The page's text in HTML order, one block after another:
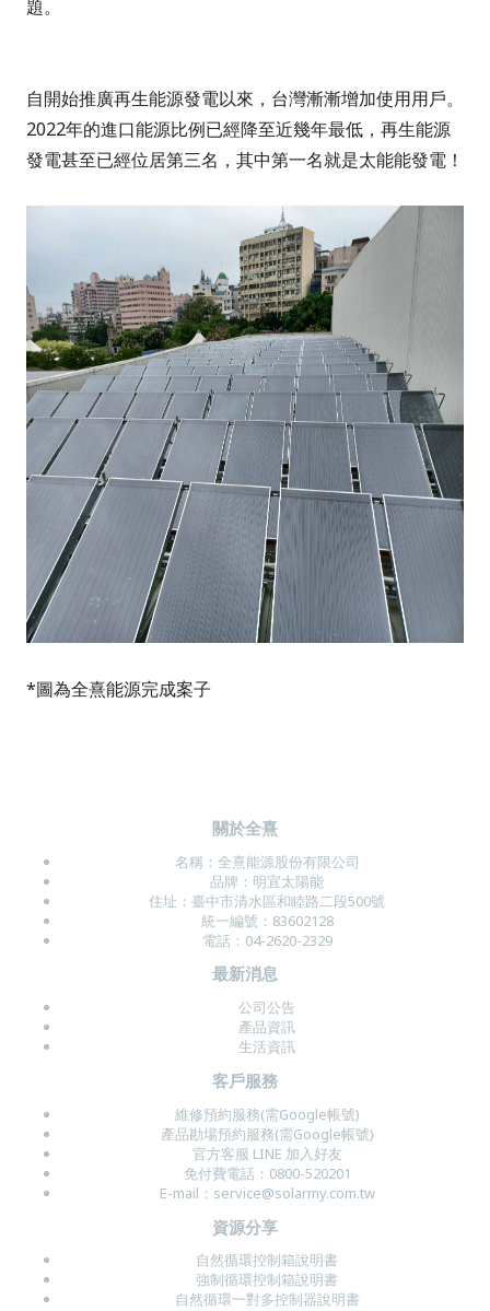
題。
自開始推廣再生能源發電以來，台灣漸漸增加使用用戶。
2022年的進口能源比例已經降至近幾年最低 ， 再生能源
發電甚至已經位居第三名 ，其中第一名就是太能能發電！
*圖為全熹能源完成案子
關於全熹
名稱： 全熹能源股份有限公司
品牌：明宜太陽能
住址： 臺中市清水區和睦路二段500號
統一編號：83602128
電話：04-2620-2329
最新消息
公司公告
產品資訊
生活資訊
客戶服務
維修預約服務(需Google帳號)
產品勘場預約服務(需Google帳號)
官方客服 LINE 加入好友
免付費電話： 0800-520201
E-mail： service@solarmy.com.tw
資源分享
自然循環控制箱說明書
強制循環控制箱說明書
自然循環一對多控制器說明書